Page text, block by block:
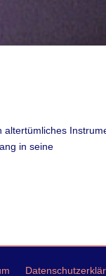
altertümliches
in seine